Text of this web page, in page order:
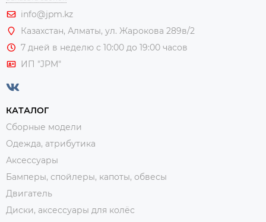
info@jpm.kz
Казахстан, Алматы, ул. Жарокова 289в/2
7 дней в неделю с 10:00 до 19:00 часов
ИП "JPM"
КАТАЛОГ
Сборные модели
Одежда, атрибутика
Аксессуары
Бамперы, спойлеры, капоты, обвесы
Двигатель
Диски, аксессуары для колёс